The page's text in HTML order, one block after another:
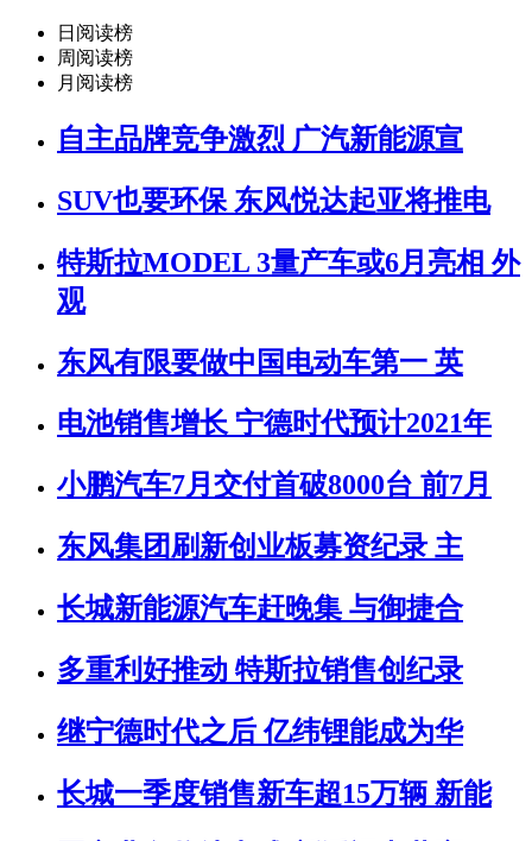
日阅读榜
周阅读榜
月阅读榜
自主品牌竞争激烈 广汽新能源宣
SUV也要环保 东风悦达起亚将推电
特斯拉MODEL 3量产车或6月亮相 外
观
东风有限要做中国电动车第一 英
电池销售增长 宁德时代预计2021年
小鹏汽车7月交付首破8000台 前7月
东风集团刷新创业板募资纪录 主
长城新能源汽车赶晚集 与御捷合
多重利好推动 特斯拉销售创纪录
继宁德时代之后 亿纬锂能成为华
长城一季度销售新车超15万辆 新能